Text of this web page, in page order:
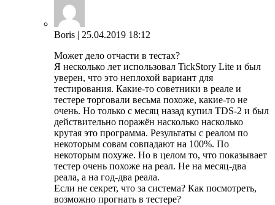
Boris | 25.04.2019 18:12
Может дело отчасти в тестах?
Я несколько лет использовал TickStory Lite и был
уверен, что это неплохой вариант для
тестирования. Какие-то советники в реале и
тестере торговали весьма похоже, какие-то не
очень. Но только с месяц назад купил TDS-2 и был
действительно поражён насколько насколько
крутая это программа. Результаты с реалом по
некоторым совам совпадают на 100%. По
некоторым похуже. Но в целом то, что показывает
тестер очень похоже на реал. Не на месяц-два
реала, а на год-два реала.
Если не секрет, что за система? Как посмотреть,
возможно прогнать в тестере?